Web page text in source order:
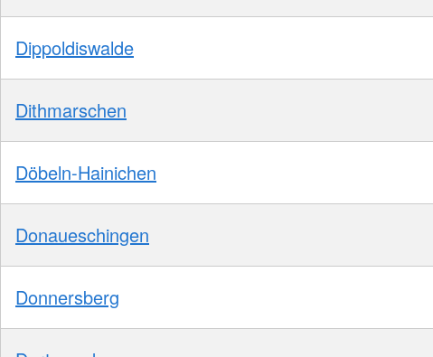
Dippoldiswalde
Dithmarschen
Döbeln-Hainichen
Donaueschingen
Donnersberg